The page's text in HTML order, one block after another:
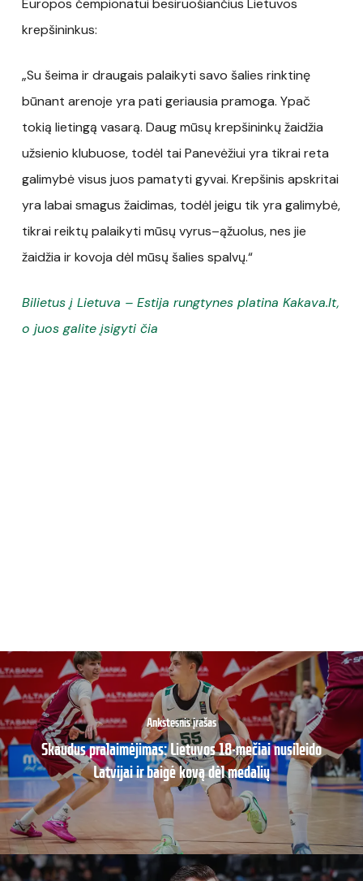
Europos čempionatui besiruošiančius Lietuvos
krepšininkus:
„Su šeima ir draugais palaikyti savo šalies rinktinę
būnant arenoje yra pati geriausia pramoga. Ypač
tokią lietingą vasarą. Daug mūsų krepšininkų žaidžia
užsienio klubuose, todėl tai Panevėžiui yra tikrai reta
galimybė visus juos pamatyti gyvai. Krepšinis apskritai
yra labai smagus žaidimas, todėl jeigu tik yra galimybė,
tikrai reiktų palaikyti mūsų vyrus–ąžuolus, nes jie
žaidžia ir kovoja dėl mūsų šalies spalvų.“
Bilietus į Lietuva – Estija rungtynes platina Kakava.lt,
o juos galite įsigyti čia
Ankstesnis įrašas
Skaudus pralaimėjimas: Lietuvos 18-mečiai nusileido
Latvijai ir baigė kovą dėl medalių